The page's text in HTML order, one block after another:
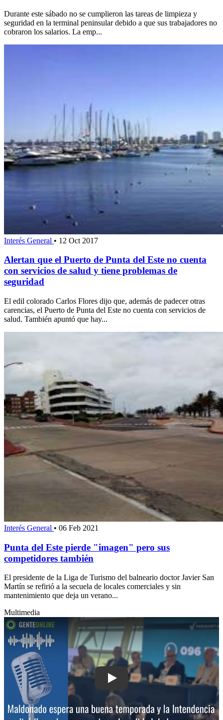
Durante este sábado no se cumplieron las tareas de limpieza y
seguridad en la terminal peninsular debido a que sus trabajadores no
cobraron los salarios. La emp...
Interés General • 12 Oct 2017
Alertan que el Puerto de Punta del Este no cuenta
con servicios de salud y tiene problemas de
seguridad
El edil colorado Carlos Flores dijo que, además de padecer otras
carencias, el Puerto de Punta del Este no cuenta con servicios de
salud. También apuntó que hay...
Interés General • 06 Feb 2021
Punta del Este pierde "imagen" pero sus
competidores también
El presidente de la Liga de Turismo del balneario doctor Javier San
Martín se refirió a la secuela de locales comerciales y sin
mantenimiento que deja un verano...
Multimedia
Play: Maldonado espera una buena